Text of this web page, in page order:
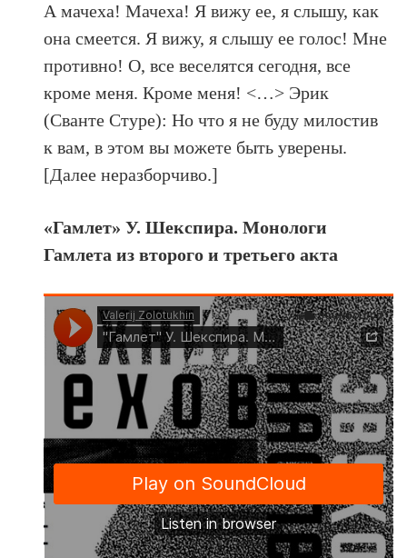
А мачеха! Мачеха! Я вижу ее, я слышу, как
она смеется. Я вижу, я слышу ее голос! Мне
противно! О, все веселятся сегодня, все
кроме меня. Кроме меня! <…> Эрик
(Сванте Стуре): Но что я не буду милостив
к вам, в этом вы можете быть уверены.
[Далее неразборчиво.]
«Гамлет» У. Шекспира. Монологи
Гамлета из второго и третьего акта